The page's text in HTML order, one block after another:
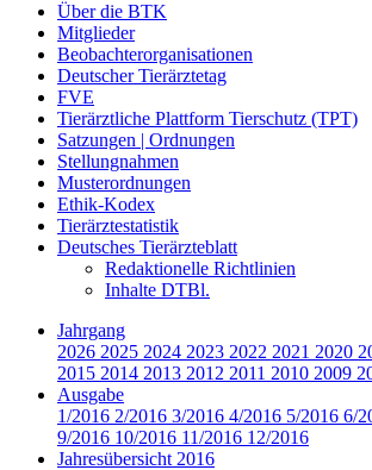
Über die BTK
Mitglieder
Beobachterorganisationen
Deutscher Tierärztetag
FVE
Tierärztliche Plattform Tierschutz (TPT)
Satzungen | Ordnungen
Stellungnahmen
Musterordnungen
Ethik-Kodex
Tierärztestatistik
Deutsches Tierärzteblatt
Redaktionelle Richtlinien
Inhalte DTBl.
Jahrgang
2026 2025 2024 2023 2022 2021 2020
2015 2014 2013 2012 2011 2010 2009
Ausgabe
1/2016 2/2016 3/2016 4/2016 5/2016 6/
9/2016 10/2016 11/2016 12/2016
Jahresübersicht 2016